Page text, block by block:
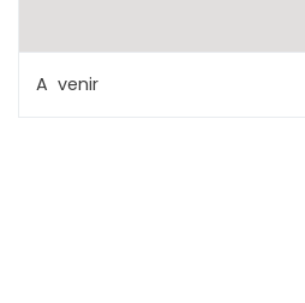
A venir